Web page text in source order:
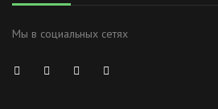
Мы в социальных сетях